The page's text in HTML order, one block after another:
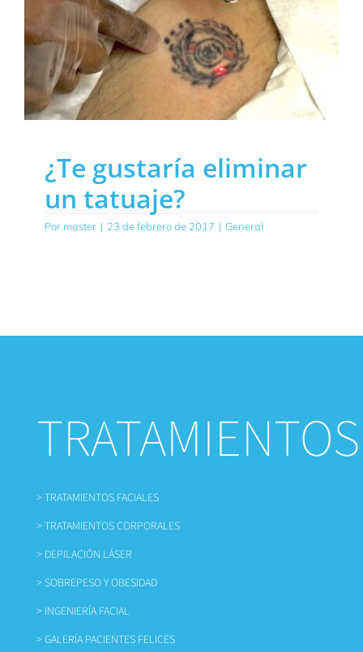
¿Te gustaría eliminar
un tatuaje?
Por master | 23 de febrero de 2017 | General
TRATAMIENTOS
> TRATAMIENTOS FACIALES
> TRATAMIENTOS CORPORALES
> DEPILACIÓN LÁSER
> SOBREPESO Y OBESIDAD
> INGENIERÍA FACIAL
> GALERÍA PACIENTES FELICES